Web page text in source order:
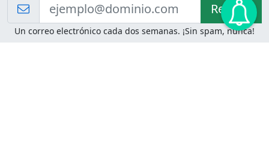
Recibir!
Un correo electrónico cada dos semanas. ¡Sin spam, nunca!